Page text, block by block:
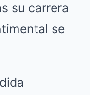
su carrera
se